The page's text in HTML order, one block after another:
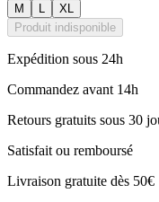
M L
XL
Produit indisponible
Expédition sous 24h
Commandez avant 14h
Retours gratuits sous 30
Satisfait ou remboursé
Livraison gratuite dès 50€